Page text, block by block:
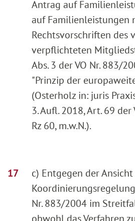
Antrag auf
auf Familienleistungen
Rechtsvorschriften des
verpflichteten
Abs. 3 der VO Nr. 883/
"Prinzip der
(Osterholz in: juris
3. Aufl. 2018, Art. 69
Rz 60, m.w.N.).
c) Entgegen der
Nr. 883/2004 im